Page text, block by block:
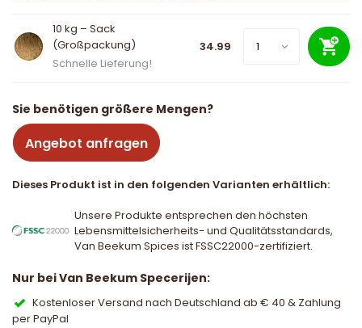
10 kg – Sack
(Großpackung)
Schnelle Lieferung!
34.99
Sie benötigen größere Mengen?
Angebot anfragen
Dieses Produkt ist in den folgenden Varianten erhältlich:
Unsere Produkte entsprechen den höchsten
Lebensmittelsicherheits- und Qualitätsstandards,
Van Beekum Spices ist FSSC22000-zertifiziert.
Nur bei Van Beekum Specerijen:
Kostenloser Versand nach Deutschland ab € 40 & Zahlung
per PayPal